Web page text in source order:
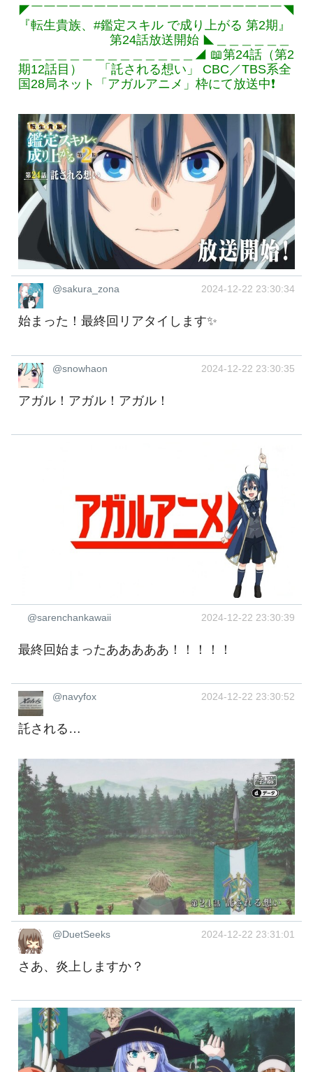
◤￣￣￣￣￣￣￣￣￣￣￣￣￣￣￣￣￣￣￣￣◥
『転生貴族、#鑑定スキル で成り上がる 第2期』
第24話放送開始 ◣＿＿＿＿＿＿
＿＿＿＿＿＿＿＿＿＿＿＿＿＿◢ 📖第24話（第2
期12話目） 「託される想い」 CBC／TBS系全
国28局ネット「アガルアニメ」枠にて放送中❗
@sakura_zona 2024-12-22 23:30:34
始まった！最終回リアタイします✨
@snowhaon 2024-12-22 23:30:35
アガル！アガル！アガル！
@sarenchankawaii 2024-12-22 23:30:39
最終回始まったあああああ！！！！！
@navyfox 2024-12-22 23:30:52
託される…
@DuetSeeks 2024-12-22 23:31:01
さあ、炎上しますか？